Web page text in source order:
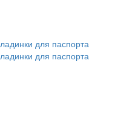
для паспорта
для паспорта